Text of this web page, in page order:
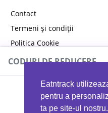
Eatntrack
pentru a
ta pe site-ul
Contact
Termeni și condiții
Politica Cookie
Politica de confidențialitate
CODURI DE REDUCERE